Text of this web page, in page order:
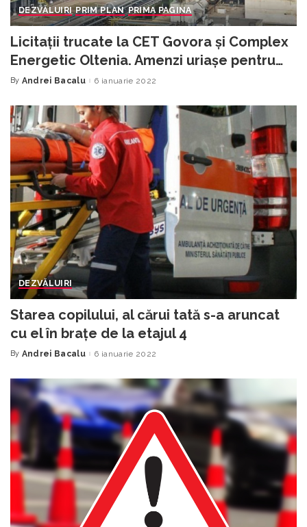
DEZVĂLUIRI PRIM PLAN PRIMA PAGINA
Licitații trucate la CET Govora și Complex
Energetic Oltenia. Amenzi uriașe pentru
firmele implicate
Posted
By Andrei Bacalu 6 ianuarie 2022
DEZVĂLUIRI
Starea copilului, al cărui tată s-a aruncat
cu el în brațe de la etajul 4
Posted
By Andrei Bacalu 6 ianuarie 2022